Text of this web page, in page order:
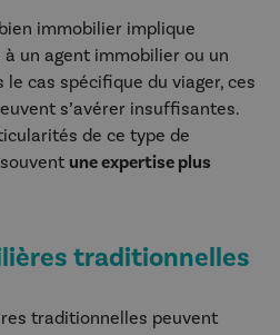
immobilier implique
un agent immobilier ou un
le cas spécifique du viager, ces
s’avérer insuffisantes.
de ce type de
une expertise plus
traditionnelles
traditionnelles peuvent